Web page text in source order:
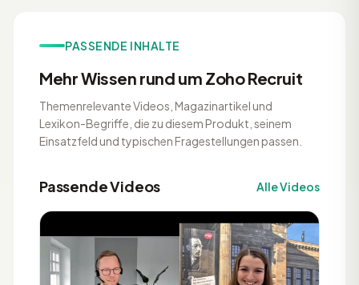
PASSENDE INHALTE
Mehr Wissen rund um Zoho Recruit
Themenrelevante Videos, Magazinartikel und
Lexikon-Begriffe, die zu diesem Produkt, seinem
Einsatzfeld und typischen Fragestellungen passen.
Passende Videos Alle Videos